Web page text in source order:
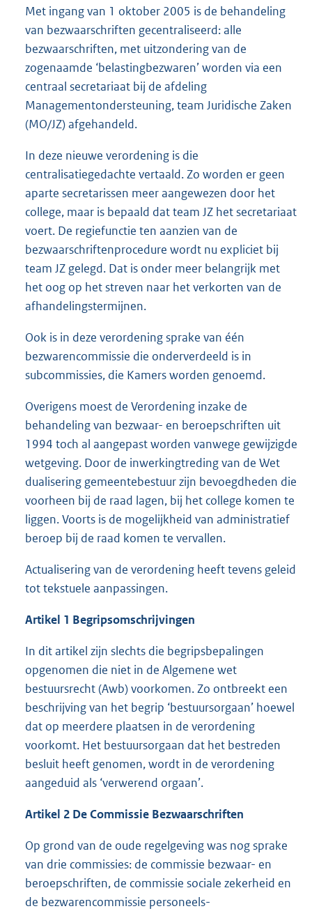
Met ingang van 1 oktober 2005 is de behandeling
van bezwaarschriften gecentraliseerd: alle
bezwaarschriften, met uitzondering van de
zogenaamde ‘belastingbezwaren’ worden via een
centraal secretariaat bij de afdeling
Managementondersteuning, team Juridische Zaken
(MO/JZ) afgehandeld.
In deze nieuwe verordening is die
centralisatiegedachte vertaald. Zo worden er geen
aparte secretarissen meer aangewezen door het
college, maar is bepaald dat team JZ het secretariaat
voert. De regiefunctie ten aanzien van de
bezwaarschriftenprocedure wordt nu expliciet bij
team JZ gelegd. Dat is onder meer belangrijk met
het oog op het streven naar het verkorten van de
afhandelingstermijnen.
Ook is in deze verordening sprake van één
bezwarencommissie die onderverdeeld is in
subcommissies, die Kamers worden genoemd.
Overigens moest de Verordening inzake de
behandeling van bezwaar- en beroepschriften uit
1994 toch al aangepast worden vanwege gewijzigde
wetgeving. Door de inwerkingtreding van de Wet
dualisering gemeentebestuur zijn bevoegdheden die
voorheen bij de raad lagen, bij het college komen te
liggen. Voorts is de mogelijkheid van administratief
beroep bij de raad komen te vervallen.
Actualisering van de verordening heeft tevens geleid
tot tekstuele aanpassingen.
Artikel 1 Begripsomschrijvingen
In dit artikel zijn slechts die begripsbepalingen
opgenomen die niet in de Algemene wet
bestuursrecht (Awb) voorkomen. Zo ontbreekt een
beschrijving van het begrip ‘bestuursorgaan’ hoewel
dat op meerdere plaatsen in de verordening
voorkomt. Het bestuursorgaan dat het bestreden
besluit heeft genomen, wordt in de verordening
aangeduid als ‘verwerend orgaan’.
Artikel 2 De Commissie Bezwaarschriften
Op grond van de oude regelgeving was nog sprake
van drie commissies: de commissie bezwaar- en
beroepschriften, de commissie sociale zekerheid en
de bezwarencommissie personeels-